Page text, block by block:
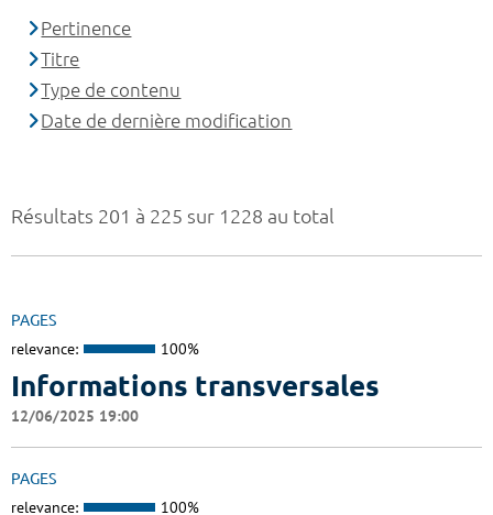
Résultats 201 à 225 sur 1228 au total
PAGES
relevance: 100%
Informations transversales
12/06/2025 19:00
PAGES
relevance: 100%
Pertinence
Titre
Type de contenu
Date de dernière modification